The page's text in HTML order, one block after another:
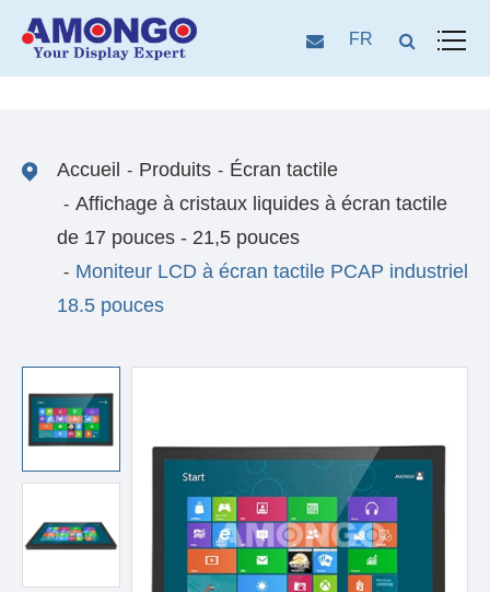
FR
Accueil Produits
Écran tactile
Affichage à cristaux liquides à écran tactile
de 17 pouces - 21,5 pouces
Moniteur LCD à écran tactile PCAP industriel
18.5 pouces